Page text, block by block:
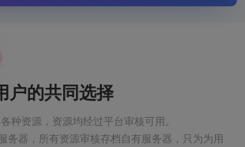
户的共同选择
种资源，资源均经过平台审核可用。
务器，所有资源审核存档自有服务器，只为为用